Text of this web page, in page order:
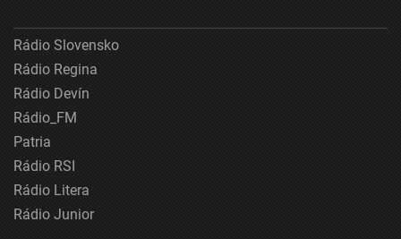
Rádio Slovensko
Rádio Regina
Rádio Devín
Rádio_FM
Patria
Rádio RSI
Rádio Litera
Rádio Junior